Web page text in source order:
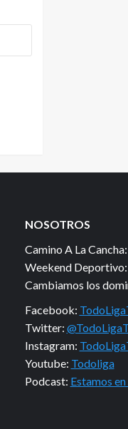
NOSOTROS
Camino A La
Weekend
Cambiamos los
Facebook:
Twitter:
Instagram:
Youtube: Todoliga
Podcast: Estamos